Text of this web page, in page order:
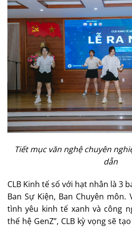
Tiết mục văn nghệ chuyên
dẫn
CLB Kinh tế số với hạt nhân là 3
Ban Sự Kiện, Ban Chuyên
tình yêu kinh tế xanh và công
thế hệ GenZ”, CLB kỳ vọng sẽ